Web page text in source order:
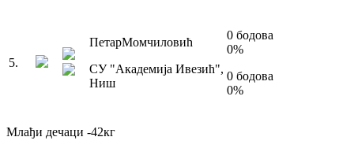
5.
ПетарМомчиловић
СУ "Академија Ивезић",
Ниш
0 бодова
0%
0 бодова
0%
Млађи дечаци -42кг